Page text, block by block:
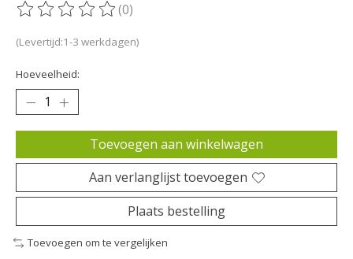
De beoordeling van dit product is
(0)
(Levertijd:1-3 werkdagen)
Hoeveelheid:
Toevoegen aan winkelwagen
Aan verlanglijst toevoegen
Plaats bestelling
Toevoegen om te vergelijken